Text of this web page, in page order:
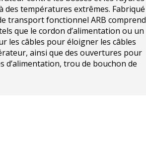
températures extrêmes. Fabriqué
transport fonctionnel ARB comprend
que le cordon d’alimentation ou un
les câbles pour éloigner les câbles
ainsi que des ouvertures pour
d’alimentation, trou de bouchon de